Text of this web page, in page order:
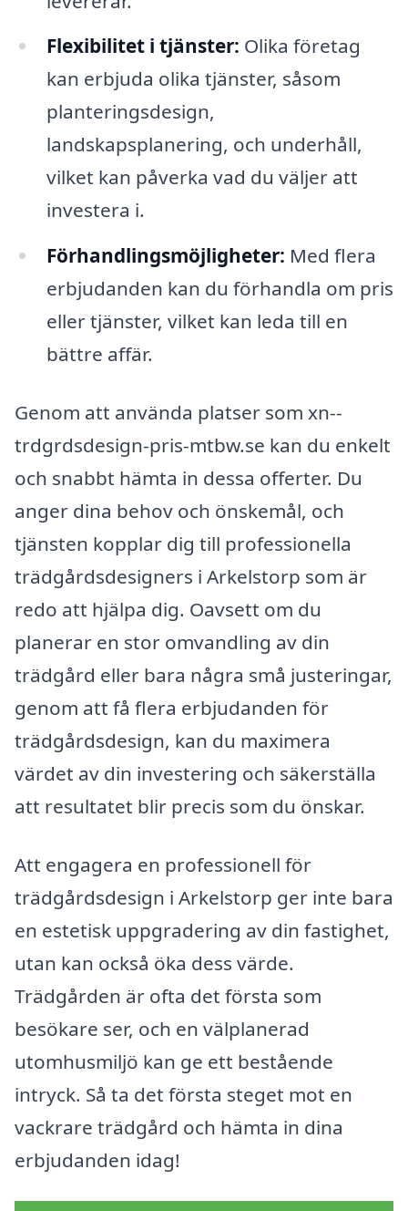
Flexibilitet i tjänster: Olika företag
kan erbjuda olika tjänster, såsom
planteringsdesign,
landskapsplanering, och underhåll,
vilket kan påverka vad du väljer att
investera i.
Förhandlingsmöjligheter: Med flera
erbjudanden kan du förhandla om pris
eller tjänster, vilket kan leda till en
bättre affär.
Genom att använda platser som xn--
trdgrdsdesign-pris-mtbw.se kan du enkelt
och snabbt hämta in dessa offerter. Du
anger dina behov och önskemål, och
tjänsten kopplar dig till professionella
trädgårdsdesigners i Arkelstorp som är
redo att hjälpa dig. Oavsett om du
planerar en stor omvandling av din
trädgård eller bara några små justeringar,
genom att få flera erbjudanden för
trädgårdsdesign, kan du maximera
värdet av din investering och säkerställa
att resultatet blir precis som du önskar.
Att engagera en professionell för
trädgårdsdesign i Arkelstorp ger inte bara
en estetisk uppgradering av din fastighet,
utan kan också öka dess värde.
Trädgården är ofta det första som
besökare ser, och en välplanerad
utomhusmiljö kan ge ett bestående
intryck. Så ta det första steget mot en
vackrare trädgård och hämta in dina
erbjudanden idag!